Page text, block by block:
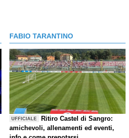
FABIO TARANTINO
UFFICIALE
Ritiro Castel di Sangro:
amichevoli, allenamenti ed eventi,